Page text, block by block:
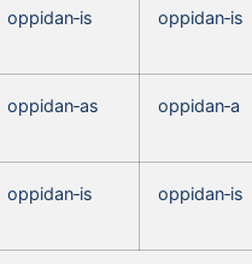
oppidan‑is oppidan‑is
oppidan‑as oppidan‑a
oppidan‑is oppidan‑is